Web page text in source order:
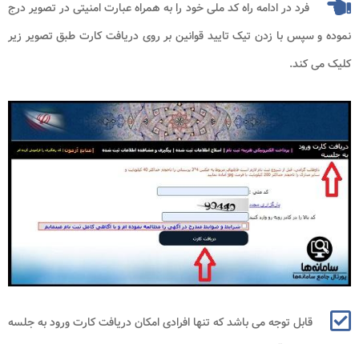
فرد در ادامه راه کد ملی خود را به همراه عبارت امنیتی در تصویر درج
نموده و سپس با زدن تیک تایید قوانین بر روی دریافت کارت طبق تصویر زیر
کلیک می کند.
قابل توجه می باشد که تنها افرادی امکان دریافت کارت ورود به جلسه